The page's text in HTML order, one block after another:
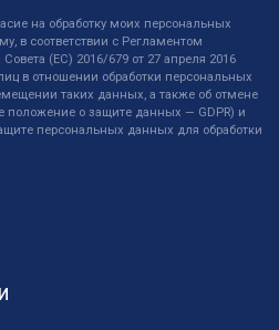
на обработку моих персональных
в соответствии с Регламентом
(ЕС) 2016/679 от 27 апреля 2016
в отношении обработки персональных
таких данных, а также об отмене
положение о защите данных — GDPR) и
персональных данных для обработки